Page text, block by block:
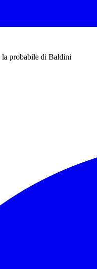
probabile di Baldini